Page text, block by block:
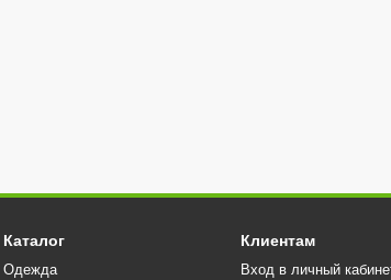
Каталог
Одежда
Клиентам
Вход в личный